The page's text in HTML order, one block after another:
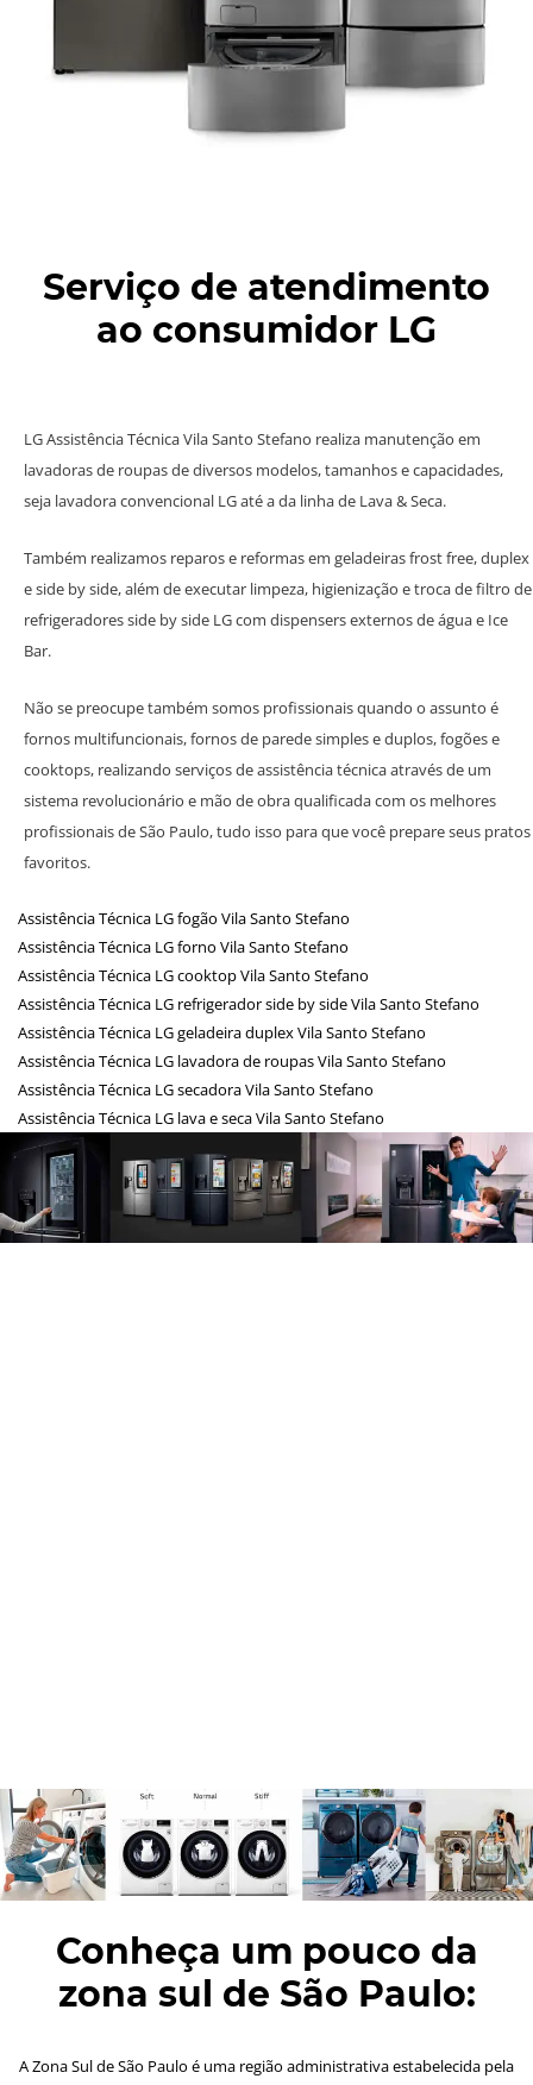
Serviço de atendimento
ao consumidor LG
LG Assistência Técnica Vila Santo Stefano realiza manutenção em
lavadoras de roupas de diversos modelos, tamanhos e capacidades,
seja lavadora convencional LG até a da linha de Lava & Seca.
Também realizamos reparos e reformas em geladeiras frost free, duplex
e side by side, além de executar limpeza, higienização e troca de filtro de
refrigeradores side by side LG com dispensers externos de água e Ice
Bar.
Não se preocupe também somos profissionais quando o assunto é
fornos multifuncionais, fornos de parede simples e duplos, fogões e
cooktops, realizando serviços de assistência técnica através de um
sistema revolucionário e mão de obra qualificada com os melhores
profissionais de São Paulo, tudo isso para que você prepare seus pratos
favoritos.
Assistência Técnica LG fogão Vila Santo Stefano
Assistência Técnica LG forno Vila Santo Stefano
Assistência Técnica LG cooktop Vila Santo Stefano
Assistência Técnica LG refrigerador side by side Vila Santo Stefano
Assistência Técnica LG geladeira duplex Vila Santo Stefano
Assistência Técnica LG lavadora de roupas Vila Santo Stefano
Assistência Técnica LG secadora Vila Santo Stefano
Assistência Técnica LG lava e seca Vila Santo Stefano
Conheça um pouco da
zona sul de São Paulo:
A Zona Sul de São Paulo é uma região administrativa estabelecida pela